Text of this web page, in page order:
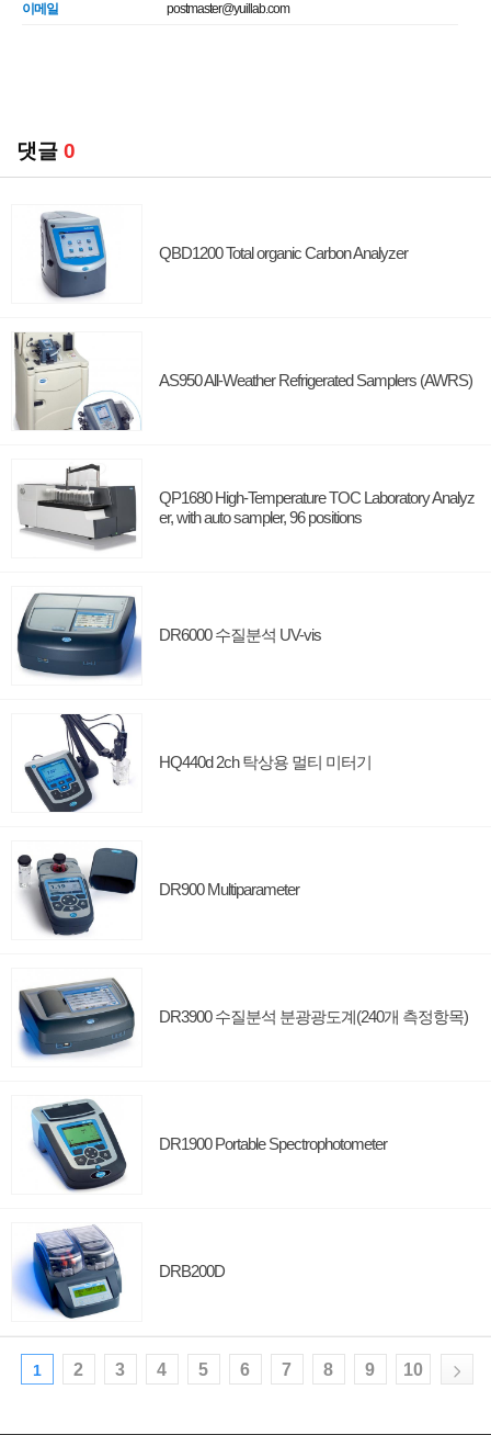
이메일 postmaster@yuillab.com
댓글 0
QBD1200 Total organic Carbon Analyzer
AS950 All-Weather Refrigerated Samplers (AWRS)
QP1680 High-Temperature TOC Laboratory Analyz
er, with auto sampler, 96 positions
DR6000 수질분석 UV-vis
HQ440d 2ch 탁상용 멀티 미터기
DR900 Multiparameter
DR3900 수질분석 분광광도계(240개 측정항목)
DR1900 Portable Spectrophotometer
DRB200D
1 2 3 4 5 6 7 8 9 10